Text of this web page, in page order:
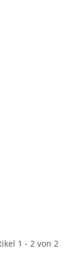
1 - 2 von 2